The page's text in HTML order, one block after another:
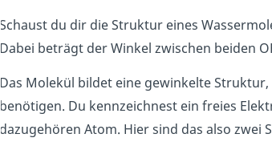
Schaust du dir die Struktur eines
Dabei beträgt der Winkel zwischen beiden
Das Molekül bildet eine gewinkelte
benötigen. Du kennzeichnest ein freies
dazugehören Atom. Hier sind das also zwei